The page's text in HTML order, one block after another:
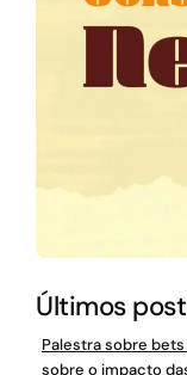
Últimos
Palestra sobre
sobre o impacto